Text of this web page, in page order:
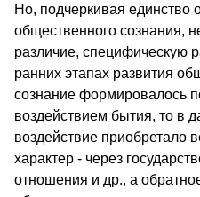
Но, подчеркивая единство
общественного сознания,
различие, специфическую
ранних этапах развития
сознание формировалось
воздействием бытия, то в
воздействие приобретало
характер - через
отношения и др., а